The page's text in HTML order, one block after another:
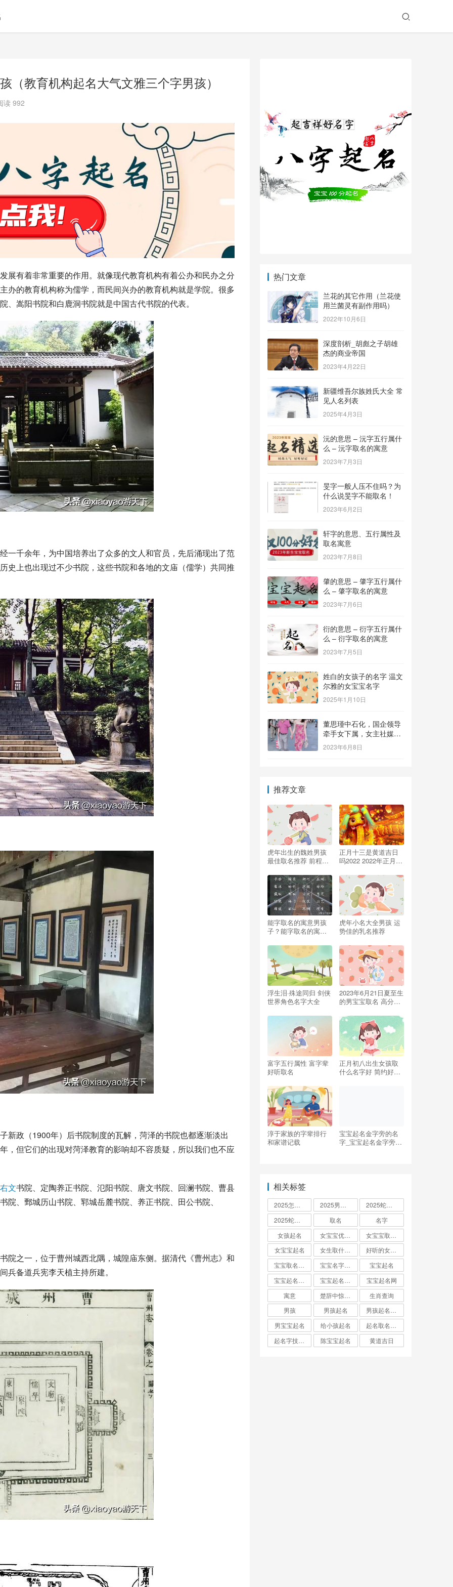
（教育机构起名大气文雅三个字男孩）
读 992
展有着非常重要的作用。就像现代教育机构有着公办和民办之分
办的教育机构称为儒学，而民间兴办的教育机构就是学院。很多
、 嵩阳书院和白鹿洞书院就是中国古代书院的代表。
一千余年，为中国培养出了众多的文人和官员，先后涌现出了范
历史上也出现过不少书院，这些书院和各地的文庙（儒学）共同推
新政 （1900年）后书院制度的瓦解，菏泽的书院也都逐渐淡出
，但它们的出现对菏泽教育的影响却不容质疑，所以我们也不应
右文书院、定陶养正书院、氾阳书院、唐文书院、回澜书院、曹县
、鄄城历山书院、郓城岳麓书院、养正书院、田公书院、
院之一，位于曹州城西北隅， 城隍庙东侧。据清代《曹州志》和
兵备道兵宪李天植主持所建。
热门文章
兰花的其它作用（兰花使
用兰菌灵有副作用吗）
2022年10月6日
深度剖析_胡彪之子胡雄
杰的商业帝国
2023年4月22日
新疆维吾尔族姓氏大全 常
见人名列表
2025年4月3日
沅的意思 – 沅字五行属什
么 – 沅字取名的寓意
2023年7月3日
旻字一般人压不住吗？为
什么说旻字不能取名！
2023年6月2日
轩字的意思、五行属性及
取名寓意
2023年7月8日
肇的意思 – 肇字五行属什
么 – 肇字取名的寓意
2023年7月6日
衍的意思 – 衍字五行属什
么 – 衍字取名的寓意
2023年7月5日
姓白的女孩子的名字 温文
尔雅的女宝宝名字
2025年1月10日
董思瑾中石化，国企领导
牵手女下属，女主社媒晒
钻戒，奢侈品众多还要买
保险箱
2023年6月8日
推荐文章
虎年出生的魏姓男孩
最佳取名推荐 前程似
名字
正月十三是黄道吉日
吗2022 2022年正月13
能字取名的寓意男孩
子？能字取名的寓意
虎年小名大全男孩 运
势佳的乳名推荐
浮生泪·殊途同归 剑侠
世界角色名字大全
2023年6月21日夏至生
的男宝宝取名 高分兔
富字五行属性 富字辈
好听取名
正月初八出生女孩取
什么名字好 简约好听
淳于家族的字辈排行
和家谱记载
宝宝起名金字旁的名
字_宝宝起名金字旁的
相关标签
取名
名字
女孩起名
女宝宝起名
宝宝起名
宝宝起名网
寓意
生肖查询
男孩
男孩起名
男宝宝起名
给小孩起名
陈宝宝起名 黄道吉日